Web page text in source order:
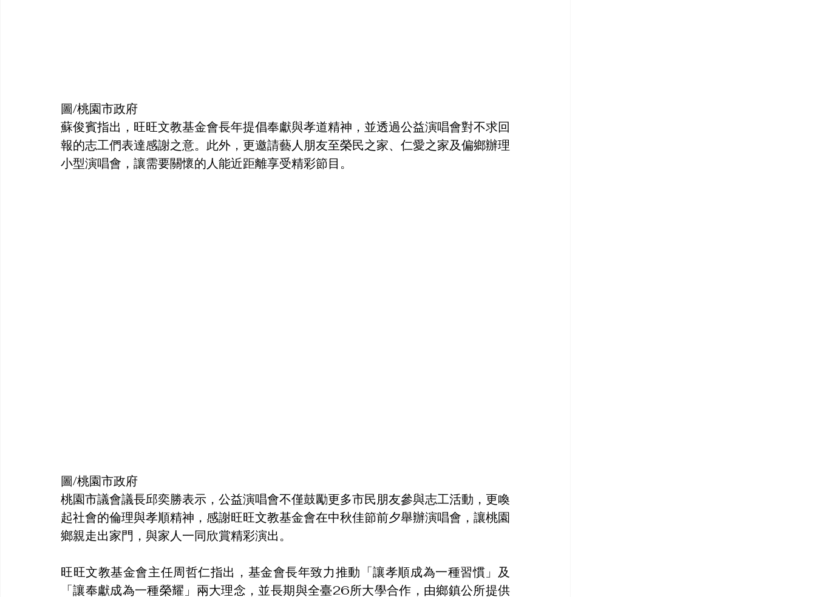
圖/桃園市政府
蘇俊賓指出，旺旺文教基金會長年提倡奉獻與孝道精神，並透過公益演唱會對不求回
報的志工們表達感謝之意。此外，更邀請藝人朋友至榮民之家、仁愛之家及偏鄉辦理
小型演唱會，讓需要關懷的人能近距離享受精彩節目。
圖/桃園市政府
桃園市議會議長邱奕勝表示，公益演唱會不僅鼓勵更多市民朋友參與志工活動，更喚
起社會的倫理與孝順精神，感謝旺旺文教基金會在中秋佳節前夕舉辦演唱會，讓桃園
鄉親走出家門，與家人一同欣賞精彩演出。
旺旺文教基金會主任周哲仁指出，基金會長年致力推動「讓孝順成為一種習慣」及
「讓奉獻成為一種榮耀」兩大理念，並長期與全臺26所大學合作，由鄉鎮公所提供